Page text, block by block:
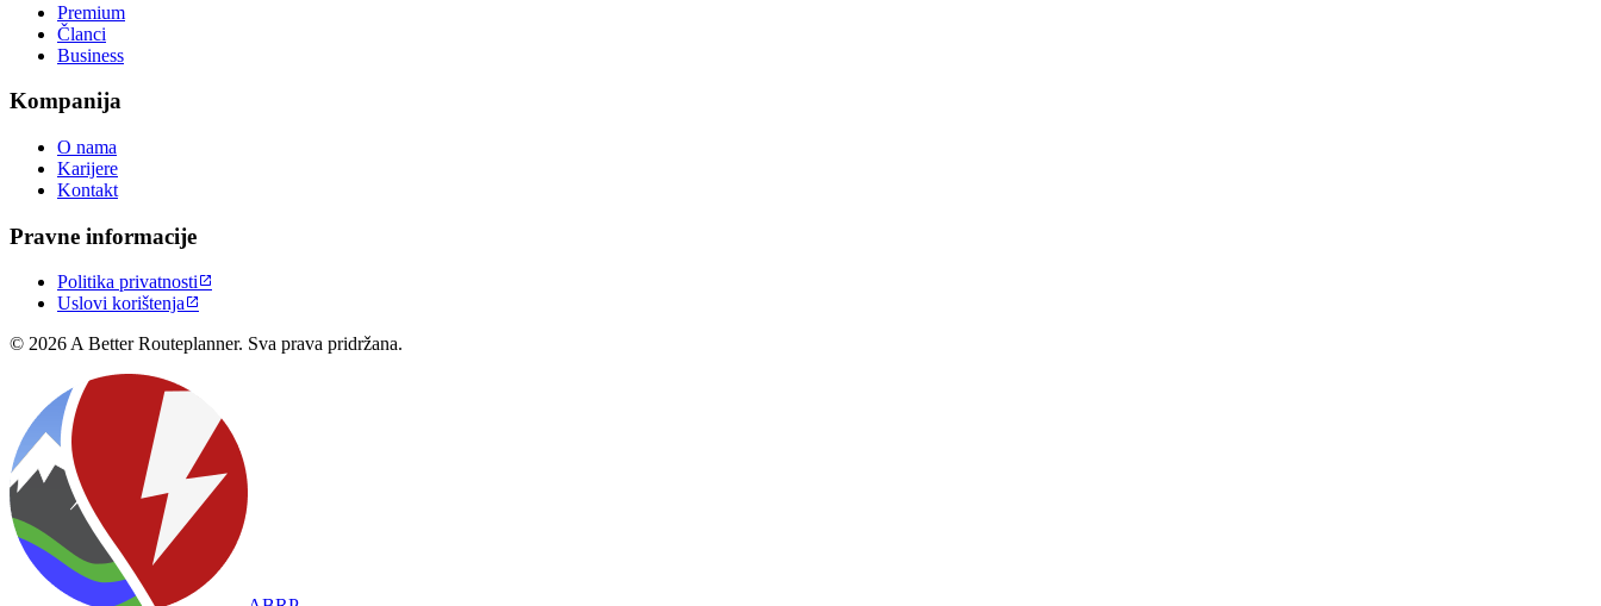
Premium
Članci
Business
Kompanija
O nama
Karijere
Kontakt
Pravne informacije
Politika privatnosti
Uslovi korištenja
© 2026 A Better Routeplanner. Sva prava pridržana.